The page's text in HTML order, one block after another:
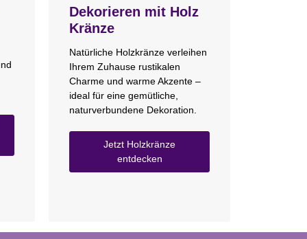
Dekorieren mit Holz
Kränze
Natürliche Holzkränze verleihen
Ihrem Zuhause rustikalen
Charme und warme Akzente –
ideal für eine gemütliche,
naturverbundene Dekoration.
Jetzt Holzkränze
entdecken